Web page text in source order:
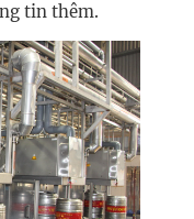
tin thêm.